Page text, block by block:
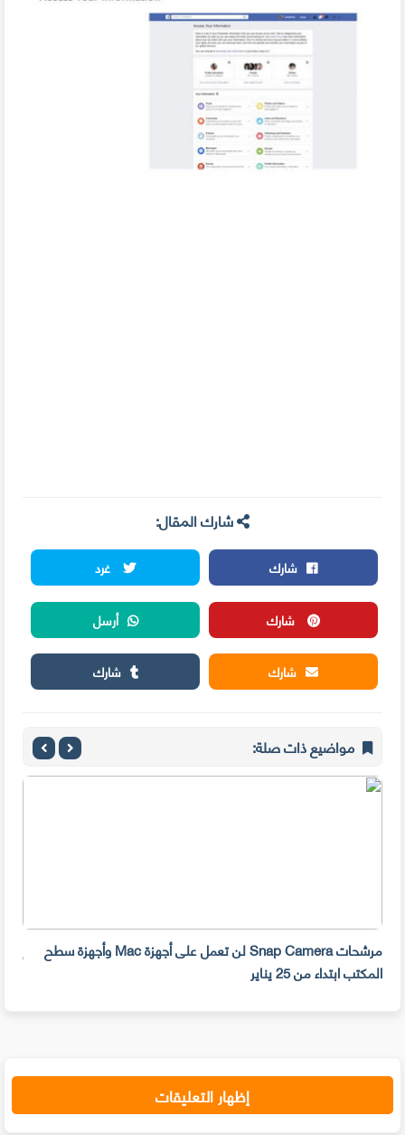
شارك المقال:
شارك
غرد
شارك
أرسل
شارك
شارك
مواضيع ذات صلة:
مرشحات Snap Camera لن تعمل على أجهزة Mac وأجهزة سطح
المكتب ابتداء من 25 يناير
إظهار التعليقات